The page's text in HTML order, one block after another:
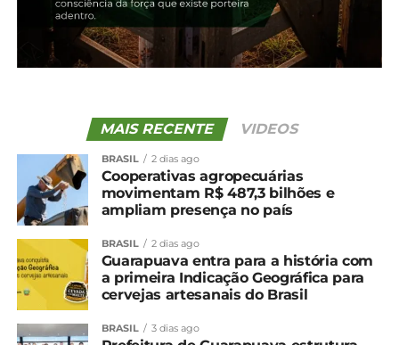
Compartilhe isso:
Relacionado
Cotação agrícola para a
região de Guarapuava e
Irati
25 de outubro, 2024
Em "Guarapuava"
Cotação agrícola para a
região de Guarapuava e
4 de novembro, 2024
Em "Guarapuava"
Cotação agrícola para a
região de Guarapuava e
Irati
MAIS RECENTE VIDEOS
BRASIL 2 dias ago
Cooperativas agropecuárias
movimentam R$ 487,3 bilhões e
ampliam presença no país
BRASIL 2 dias ago
Guarapuava entra para a história com
a primeira Indicação Geográfica para
cervejas artesanais do Brasil
BRASIL 3 dias ago